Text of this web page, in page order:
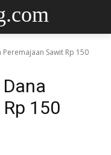
Peremajaan Sawit Rp 150
150